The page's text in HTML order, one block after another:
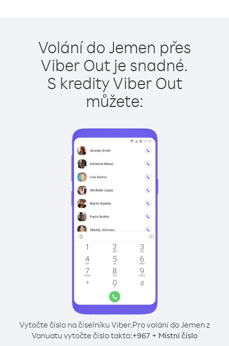
Volání do Jemen přes
Viber Out je snadné.
S kredity Viber Out
můžete:
Vytočte číslo na číselníku Viber.Pro volání do Jemen z
Vanuatu vytočte číslo takto:+967+ Místní číslo